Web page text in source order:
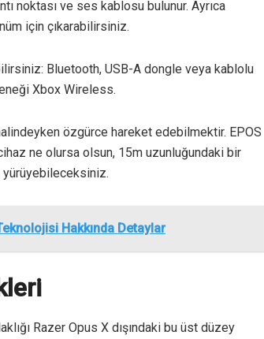
noktası ve ses kablosu bulunur. Ayrıca
için çıkarabilirsiniz.
Bluetooth, USB-A dongle veya kablolu
Xbox Wireless.
özgürce hareket edebilmektir. EPOS
cihaz ne olursa olsun, 15m uzunluğundaki bir
Hakkında Detaylar
Razer Opus X dışındaki bu üst düzey